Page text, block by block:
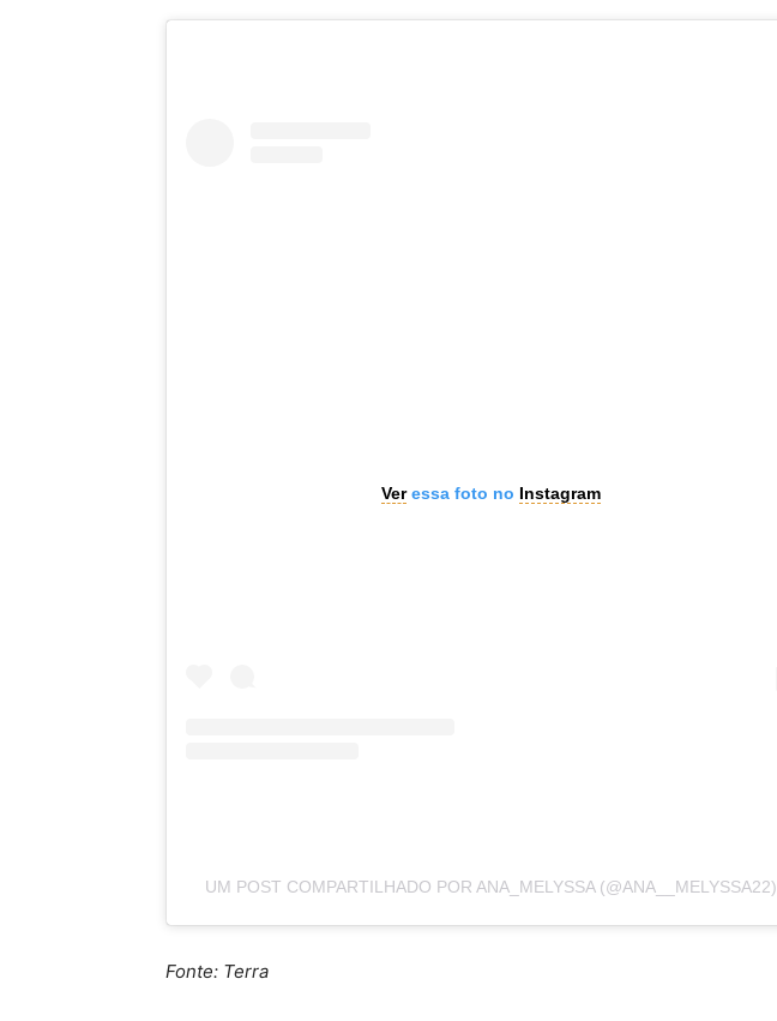
Veressa foto no Instagram
UM POST COMPARTILHADO POR ANA_MELYSSA (@ANA__MELYSSA22)
Fonte: Terra